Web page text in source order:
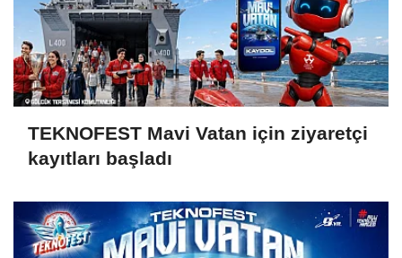
TEKNOFEST Mavi Vatan için ziyaretçi
kayıtları başladı